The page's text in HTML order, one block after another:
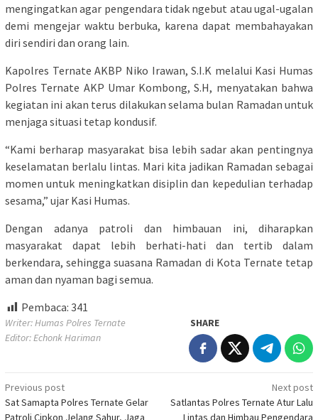
mengingatkan agar pengendara tidak ngebut atau ugal-ugalan
demi mengejar waktu berbuka, karena dapat membahayakan
diri sendiri dan orang lain.
Kapolres Ternate AKBP Niko Irawan, S.I.K melalui Kasi Humas
Polres Ternate AKP Umar Kombong, S.H, menyatakan bahwa
kegiatan ini akan terus dilakukan selama bulan Ramadan untuk
menjaga situasi tetap kondusif.
“Kami berharap masyarakat bisa lebih sadar akan pentingnya
keselamatan berlalu lintas. Mari kita jadikan Ramadan sebagai
momen untuk meningkatkan disiplin dan kepedulian terhadap
sesama,” ujar Kasi Humas.
Dengan adanya patroli dan himbauan ini, diharapkan
masyarakat dapat lebih berhati-hati dan tertib dalam
berkendara, sehingga suasana Ramadan di Kota Ternate tetap
aman dan nyaman bagi semua.
Pembaca: 341
Writer: Humas Polres Ternate
Editor: Echonk Hariman
SHARE
Post
navigation
Previous post
Sat Samapta Polres Ternate Gelar
Patroli Cipkon Jelang Sahur, Jaga
Next post
Satlantas Polres Ternate Atur Lalu
Lintas dan Himbau Pengendara